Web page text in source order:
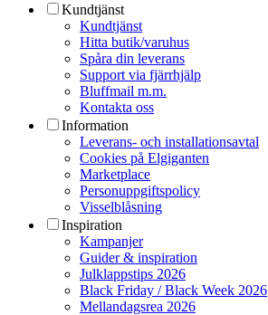
Kundtjänst
Kundtjänst
Hitta butik/varuhus
Spåra din leverans
Support via fjärrhjälp
Bluffmail m.m.
Kontakta oss
Information
Leverans- och installationsavtal
Cookies på Elgiganten
Marketplace
Personuppgiftspolicy
Visselblåsning
Inspiration
Kampanjer
Guider & inspiration
Julklappstips 2026
Black Friday / Black Week 2026
Mellandagsrea 2026